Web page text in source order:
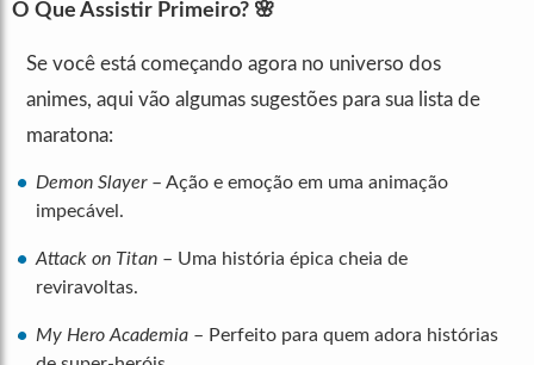
O Que Assistir Primeiro? 🌸
Se você está começando agora no universo dos
animes, aqui vão algumas sugestões para sua lista de
maratona:
Demon Slayer– Ação e emoção em uma animação
impecável.
Attack on Titan – Uma história épica cheia de
reviravoltas.
My Hero Academia – Perfeito para quem adora histórias